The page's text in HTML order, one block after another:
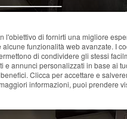
l'obiettivo di fornirti una migliore
funzionalità web avanzate. I
di condividere gli stessi
e annunci personalizzati in base ai
Clicca per accettare e
informazioni, puoi prendere